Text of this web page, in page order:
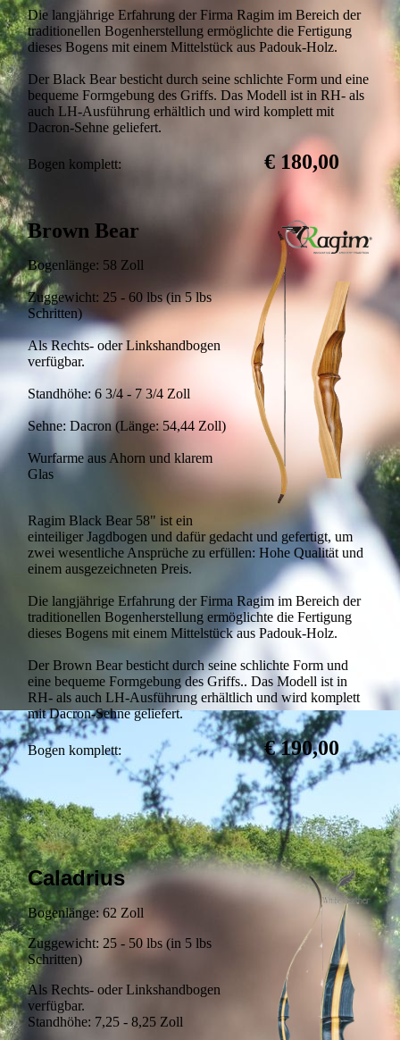
Die langjährige Erfahrung der Firma Ragim im Bereich der
traditionellen Bogenherstellung ermöglichte die Fertigung
dieses Bogens mit einem Mittelstück aus Padouk-Holz.
Der Black Bear besticht durch seine schlichte Form und eine
bequeme Formgebung des Griffs. Das Modell ist in RH- als
auch LH-Ausführung erhältlich und wird komplett mit
Dacron-Sehne geliefert.
Bogen komplett:€ 180,00
Brown Bear
Bogenlänge: 58 Zoll
Zuggewicht: 25 - 60 lbs (in 5 lbs
Schritten)
Als Rechts- oder Linkshandbogen
verfügbar.
Standhöhe: 6 3/4 - 7 3/4 Zoll
Sehne: Dacron (Länge: 54,44 Zoll)
Wurfarme aus Ahorn und klarem
Glas
Ragim Black Bear 58" ist ein
einteiliger Jagdbogen und dafür gedacht und gefertigt, um
zwei wesentliche Ansprüche zu erfüllen: Hohe Qualität und
einem ausgezeichneten Preis.
Die langjährige Erfahrung der Firma Ragim im Bereich der
traditionellen Bogenherstellung ermöglichte die Fertigung
dieses Bogens mit einem Mittelstück aus Padouk-Holz.
Der Brown Bear besticht durch seine schlichte Form und
eine bequeme Formgebung des Griffs.. Das Modell ist in
RH- als auch LH-Ausführung erhältlich und wird komplett
mit Dacron-Sehne geliefert.
Bogen komplett:€ 190,00
Caladrius
Bogenlänge: 62 Zoll
Zuggewicht: 25 - 50 lbs (in 5 lbs
Schritten)
Als Rechts- oder Linkshandbogen
verfügbar.
Standhöhe: 7,25 - 8,25 Zoll